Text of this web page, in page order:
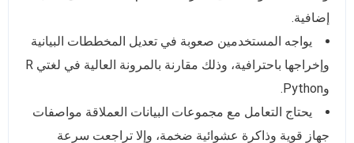
إضافية.
يواجه المستخدمين صعوبة في تعديل المخططات البيانية
وإخراجها باحترافية، وذلك مقارنة بالمرونة العالية في لغتي R
وPython.
يحتاج التعامل مع مجموعات البيانات العملاقة مواصفات
جهاز قوية وذاكرة عشوائية ضخمة، وإلا تراجعت سرعة